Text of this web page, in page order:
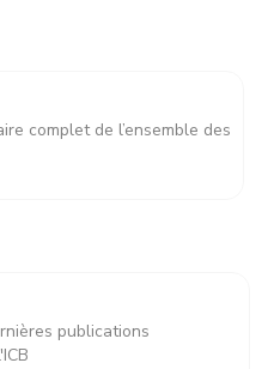
complet de l’ensemble des
publications